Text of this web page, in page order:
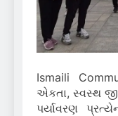
Ismaili
એકતા, સ્વસ્થ
પર્યાવરણ